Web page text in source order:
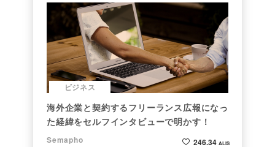
ビジネス
海外企業と契約するフリーランス広報になっ
た経緯をセルフインタビューで明かす！
Semapho
246.34 ALIS